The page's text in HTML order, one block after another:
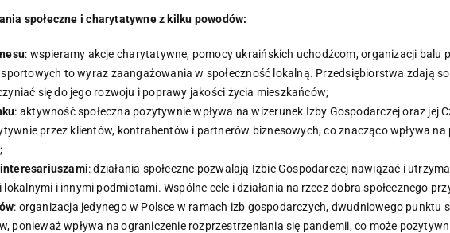
społeczne i charytatywne z kilku powodów:
: wspieramy akcje charytatywne, pomocy ukraińskich uchodźcom, organizacji balu
to wyraz zaangażowania w społeczność lokalną. Przedsiębiorstwa zdają
się do jego rozwoju i poprawy jakości życia mieszkańców;
: aktywność społeczna pozytywnie wpływa na wizerunek Izby Gospodarczej oraz jej
przez klientów, kontrahentów i partnerów biznesowych, co znacząco wpływa
: działania społeczne pozwalają Izbie Gospodarczej nawiązać i
i innymi podmiotami. Wspólne cele i działania na rzecz dobra społecznego
: organizacja jedynego w Polsce w ramach izb gospodarczych, dwudniowego punktu
ponieważ wpływa na ograniczenie rozprzestrzeniania się pandemii, co może